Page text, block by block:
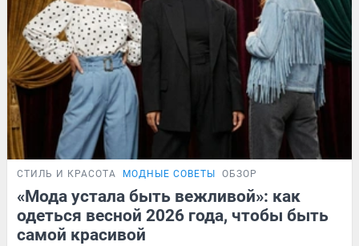
СТИЛЬ И КРАСОТА МОДНЫЕ СОВЕТЫ ОБЗОР
«Мода устала быть вежливой»: как
одеться весной 2026 года, чтобы быть
самой красивой